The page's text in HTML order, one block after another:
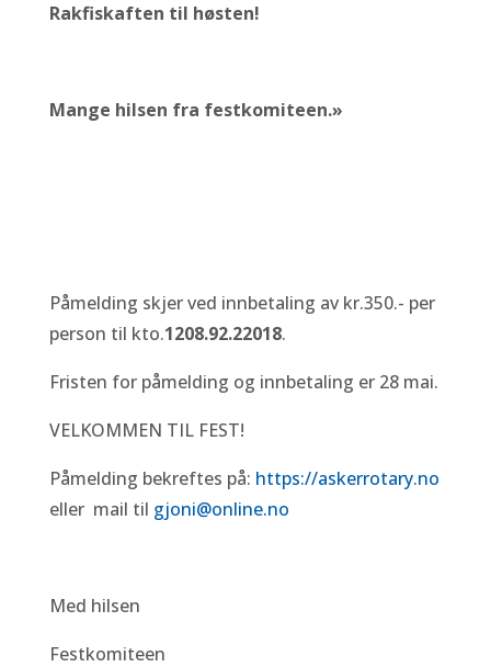
Rakfiskaften til høsten!
Mange hilsen fra festkomiteen.»
Påmelding skjer ved innbetaling av kr.350.- per
person til kto.1208.92.22018.
Fristen for påmelding og innbetaling er 28 mai.
VELKOMMEN TIL FEST!
Påmelding bekreftes på: https://askerrotary.no
eller mail til gjoni@online.no
Med hilsen
Festkomiteen